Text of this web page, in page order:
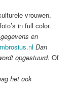
vrouwen.
in full color.
en
Dan
opgestuurd.Of
het ook